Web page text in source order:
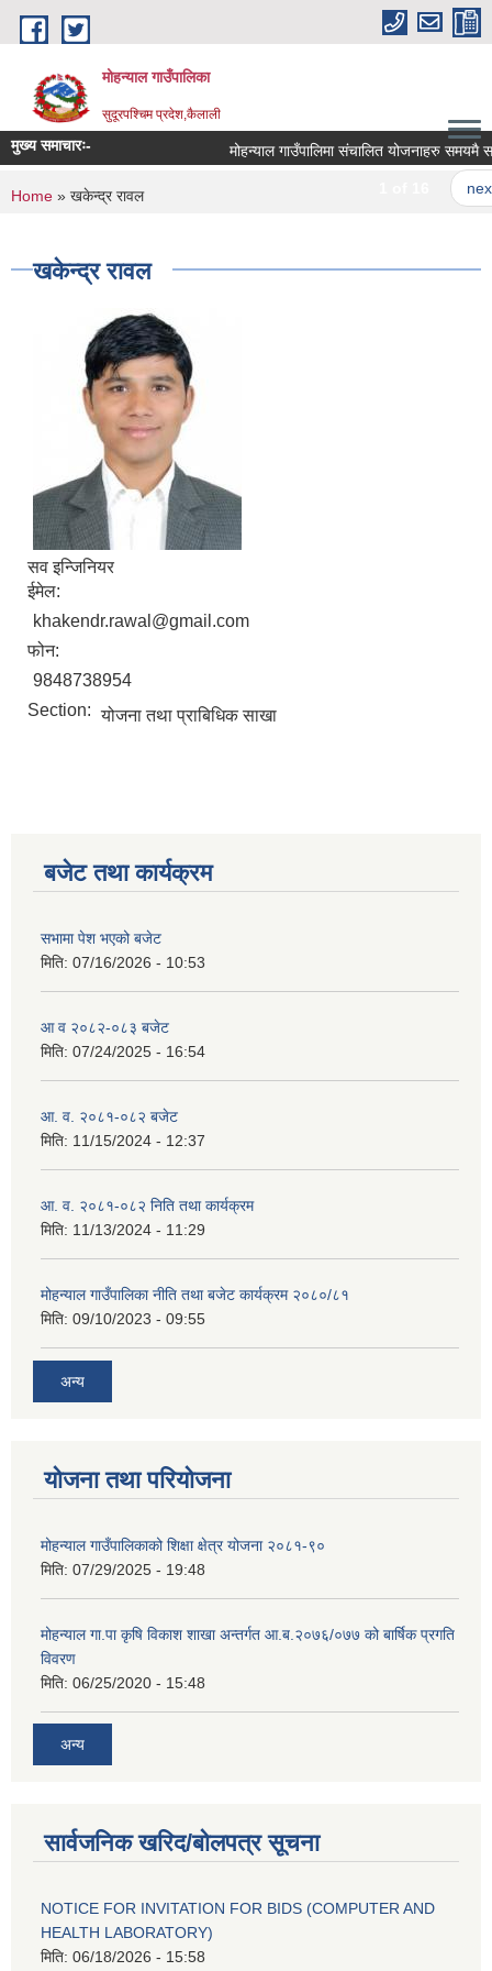
Skip to main content
मोहन्याल गाउँपालिका
सुदूरपश्चिम प्रदेश,कैलाली
मुख्य समाचारः- मोहन्याल गाउँपालिमा संचालित योजनाहरु समयमै
next
You are here
Home » खकेन्द्र रावल
खकेन्द्र रावल
सव इन्जिनियर
ईमेल:
khakendr.rawal@gmail.com
फोन:
9848738954
Section: योजना तथा प्राबिधिक साखा
बजेट तथा कार्यक्रम
सभामा पेश भएको बजेट
मिति: 07/16/2026 - 10:53
आ व २०८२-०८३ बजेट
मिति: 07/24/2025 - 16:54
आ. व. २०८१-०८२ बजेट
मिति: 11/15/2024 - 12:37
आ. व. २०८१-०८२ निति तथा कार्यक्रम
मिति: 11/13/2024 - 11:29
मोहन्याल गाउँपालिका नीति तथा बजेट कार्यक्रम २०८०/८१
मिति: 09/10/2023 - 09:55
अन्य
योजना तथा परियोजना
मोहन्याल गाउँपालिकाको शिक्षा क्षेत्र योजना २०८१-९०
मिति: 07/29/2025 - 19:48
मोहन्याल गा.पा कृषि विकाश शाखा अन्तर्गत आ.ब.२०७६/०७७ को बार्षिक प्रगति
विवरण
मिति: 06/25/2020 - 15:48
अन्य
सार्वजनिक खरिद/बोलपत्र सूचना
NOTICE FOR INVITATION FOR BIDS (COMPUTER AND
HEALTH LABORATORY)
मिति: 06/18/2026 - 15:58